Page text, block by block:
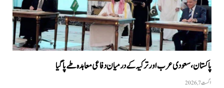
پاکستان،سعودی عرب اور ترکیہ کے درمیان دفاعی معاہدہ طے پاگیا
اگست 7, 2026